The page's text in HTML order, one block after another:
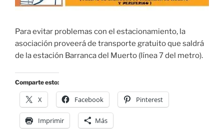
Para evitar problemas con el estacionamiento, la
asociación proveerá de transporte gratuito que saldrá
de la estación Barranca del Muerto (línea 7 del metro).
Comparte esto:
X Facebook Pinterest
Imprimir Más